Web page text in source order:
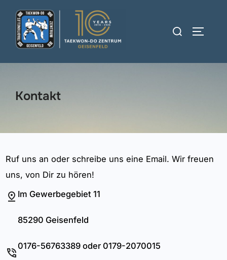
Inhalt
springen
Suchen
Kontakt
Ruf uns an oder schreibe uns eine Email. Wir freuen
uns, von Dir zu hören!
Im Gewerbegebiet 11
85290 Geisenfeld
0176-56763389 oder 0179-2070015